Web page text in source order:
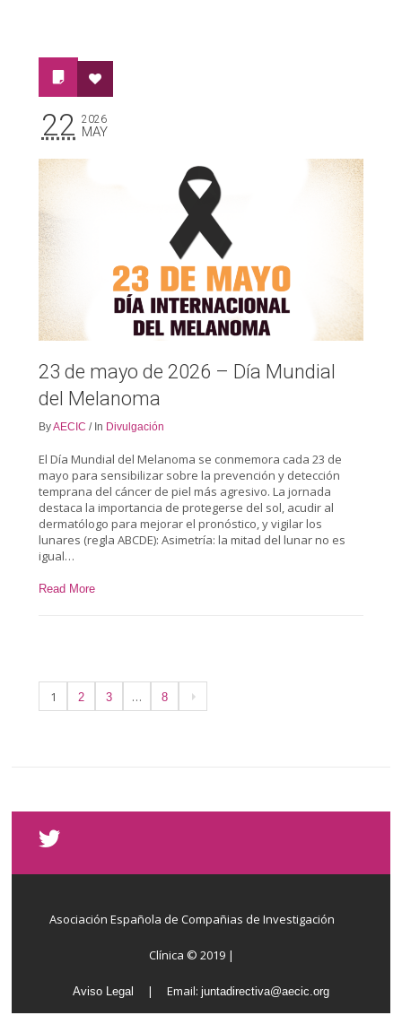
22 2026
MAY
23 de mayo de 2026 – Día Mundial
del Melanoma
ByAECIC / In Divulgación
El Día Mundial del Melanoma se conmemora cada 23 de
mayo para sensibilizar sobre la prevención y detección
temprana del cáncer de piel más agresivo. La jornada
destaca la importancia de protegerse del sol, acudir al
dermatólogo para mejorar el pronóstico, y vigilar los
lunares (regla ABCDE): Asimetría: la mitad del lunar no es
igual…
Read More
1 2 3 … 8
Asociación Española de Compañias de Investigación
Clínica © 2019 |
Aviso Legal | Email: juntadirectiva@aecic.org